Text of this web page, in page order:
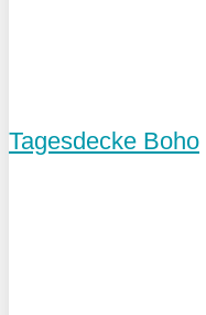
Tagesdecke Boho